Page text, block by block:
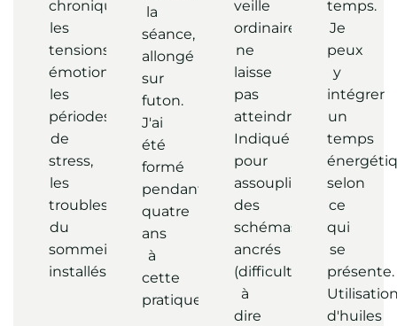
chroniques,
les
tensions
émotionnelles,
les
périodes
de
stress,
les
troubles
du
sommeil
installés.
la
séance,
allongé
sur
futon.
J'ai
été
formé
pendant
quatre
ans
à
cette
pratique.
veille
ordinaire
ne
laisse
pas
atteindre.
Indiqué
pour
assouplir
des
schémas
ancrés
(difficulté
à
dire
temps.
Je
peux
y
intégrer
un
temps
selon
ce
qui
se
présente.
d'huiles